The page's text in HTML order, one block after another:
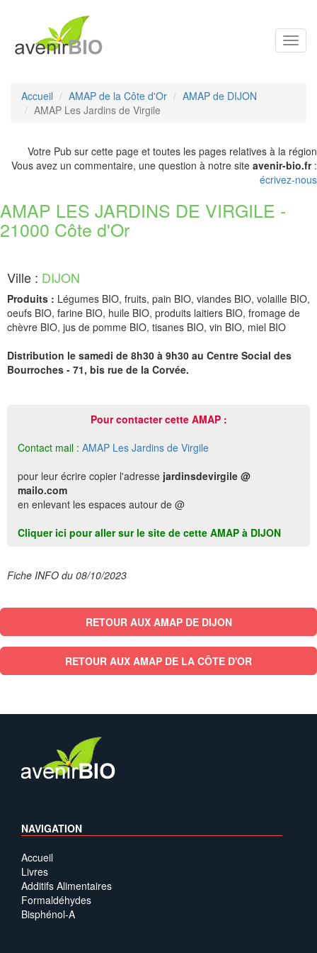
Accueil AMAP de la Côte d'Or
AMAP de DIJON
AMAP Les Jardins de Virgile
Votre Pub sur cette page et toutes les pages relatives à la région
Vous avez un commentaire, une question à notre site avenir-bio.fr:
écrivez-nous
AMAP LES JARDINS DE VIRGILE -
21000 Côte d'Or
Ville : DIJON
Produits : Légumes BIO, fruits, pain BIO, viandes BIO, volaille BIO,
oeufs BIO, farine BIO, huile BIO, produits laitiers BIO, fromage de
chèvre BIO, jus de pomme BIO, tisanes BIO, vin BIO, miel BIO
Distribution le samedi de 8h30 à 9h30 au Centre Social des
Bourroches - 71, bis rue de la Corvée.
Pour contacter cette AMAP :
Contact mail : AMAP Les Jardins de Virgile
pour leur écrire copier l'adresse jardinsdevirgile @
mailo.com
en enlevant les espaces autour de @
Cliquer ici pour aller sur le site de cette AMAP à DIJON
Fiche INFO du 08/10/2023
RETOUR AUX AMAP DE DIJON
RETOUR AUX AMAP DE LA CÔTE D'OR
NAVIGATION
Accueil
Livres
Additifs Alimentaires
Formaldéhydes
Bisphénol-A